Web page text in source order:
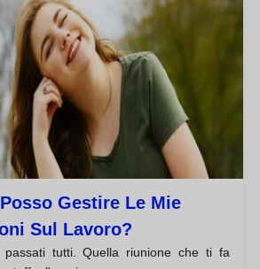
Gestire Le Mie
Sul Lavoro?
passati tutti. Quella riunione che ti fa